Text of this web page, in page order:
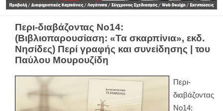
Περι-διαβάζοντας Νο14:
(Βιβλιοπαρουσίαση: «Τα σκαρπίνια», εκδ.
Νησίδες) Περί γραφής και συνείδησης | του
Παύλου Μουρουζίδη
Περι-
διαβάζοντας
Νο14: